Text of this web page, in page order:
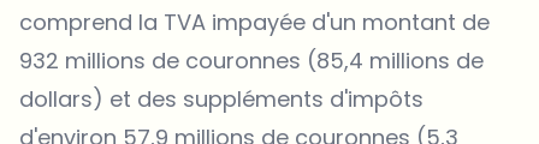
comprend la TVA impayée d'un montant de
932 millions de couronnes (85,4 millions de
dollars) et des suppléments d'impôts
d'environ 57,9 millions de couronnes (5,3